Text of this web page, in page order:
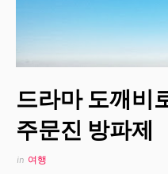
드라마 도깨비
주문진 방파제
in 여행